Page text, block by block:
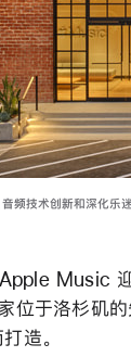
频技术创新和深化乐
Music
位于洛杉矶
造。